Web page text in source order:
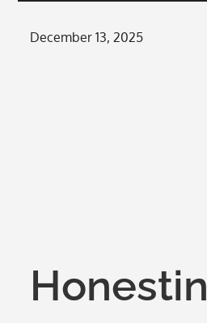
Posted
December 13, 2025
Honestin